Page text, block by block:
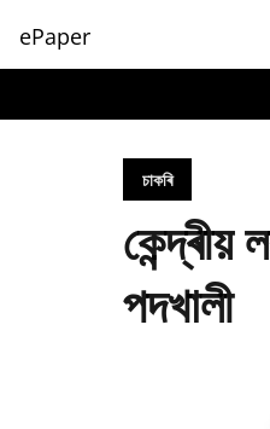
ePaper
চাকৰি
পদখালী